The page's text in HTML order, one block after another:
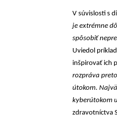
V súvislosti s
je extrémne
spôsobiť
Uviedol
inšpirovať ich
rozpráva
útokom.
kyberútokom
zdravotníctva